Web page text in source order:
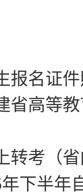
报名证
省高等
转考（
下半年